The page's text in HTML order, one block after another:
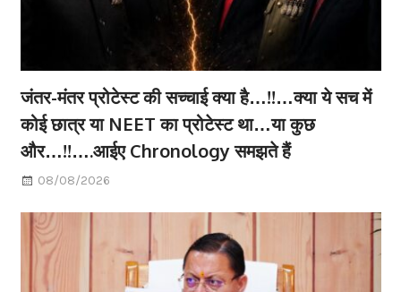
जंतर-मंतर प्रोटेस्ट की सच्चाई क्या है…!!…क्या ये सच में
कोई छात्र या NEET का प्रोटेस्ट था…या कुछ
और…!!….आईए Chronology समझते हैं
08/08/2026